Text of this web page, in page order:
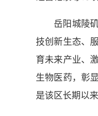
岳阳城陵
技创新生态、
育未来产业、
生物医药，彰
是该区长期以